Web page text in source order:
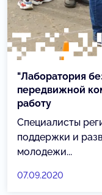
"Лаборатория
передвижной
работу
Специалисты
поддержки и
молодежи...
07.09.2020